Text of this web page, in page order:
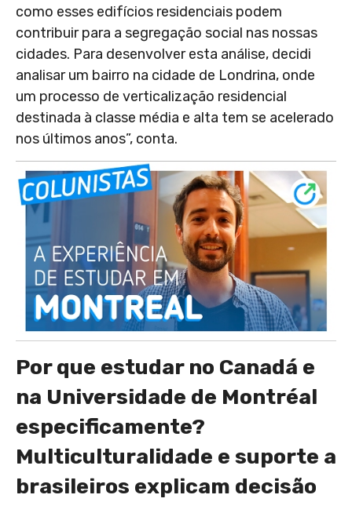
como esses edifícios residenciais podem
contribuir para a segregação social nas nossas
cidades. Para desenvolver esta análise, decidi
analisar um bairro na cidade de Londrina, onde
um processo de verticalização residencial
destinada à classe média e alta tem se acelerado
nos últimos anos”, conta.
Por que estudar no Canadá e
na Universidade de Montréal
especificamente?
Multiculturalidade e suporte a
brasileiros explicam decisão